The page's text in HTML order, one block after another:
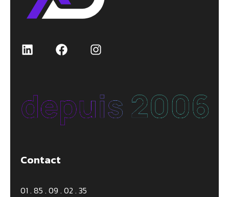
Contact
01 . 85 . 09 . 02 . 35